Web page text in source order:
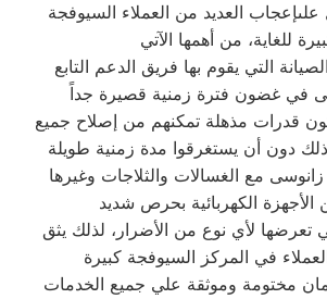
علىإعجاب العديد من العملاء السيوفجة
التي يقوم بها فريق الدعم التابع
في غضون فترة زمنية قصيرة جداً
قدرات مذهلة تمكنهم من إصلاح جميع
زانوسى مع الغسالات والثلاجات وغيرها
الأجهزة الكهربائية بحرص شديد
لأي نوع من الأضرار، لذلك يثق
في المركز السيوفجة كبيرة
مختومة وموثقة علي جميع الخدمات